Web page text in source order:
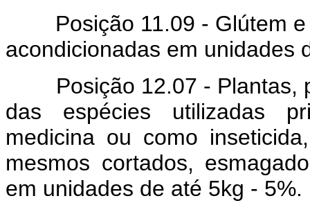
Posição 11.09 - Glútem e
acondicionadas em unidades
Posição 12.07 - Plantas,
das espécies utilizadas
medicina ou como
mesmos cortados,
em unidades de até 5kg - 5%.